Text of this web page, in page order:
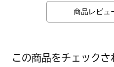
商品レビュ
この商品をチェック